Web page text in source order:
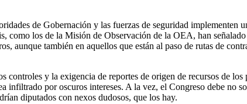
de Gobernación y las fuerzas de seguridad
como los de la Misión de Observación de la OEA, han
aunque también en aquellos que están al paso de rutas de
y la exigencia de reportes de origen de recursos de
por oscuros intereses. A la vez, el Congreso debe no
diputados con nexos dudosos, que los hay.